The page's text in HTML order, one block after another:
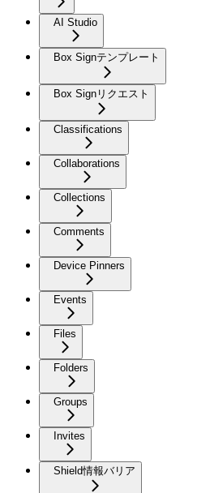
AI Studio
Box Signテンプレート
Box Signリクエスト
Classifications
Collaborations
Collections
Comments
Device Pinners
Events
Files
Folders
Groups
Invites
Shield情報バリア